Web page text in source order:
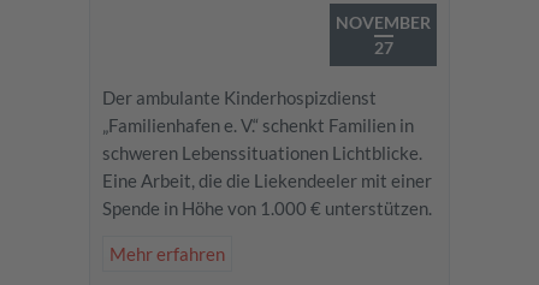
NOVEMBER
27
Der ambulante Kinderhospizdienst
„Familienhafen e. V.“ schenkt Familien in
schweren Lebenssituationen Lichtblicke.
Eine Arbeit, die die Liekendeeler mit einer
Spende in Höhe von 1.000 € unterstützen.
Mehr erfahren